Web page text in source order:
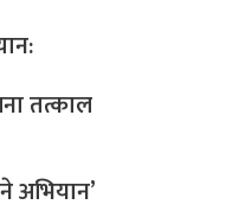
तत्काल
अभियान’